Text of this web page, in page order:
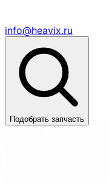
info@heavix.ru
Подобрать запчасть